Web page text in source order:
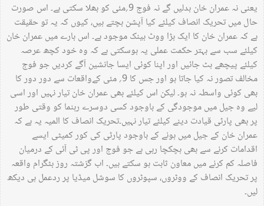
یعنی نہ عمران خان بدلیں گے نہ فوج 9؍مئی کو بھلا سکتی ہے۔ اس صورت
حال میں تحریک انصاف کیلئے کیا آپشن بچتے ہیں، کیوں کہ یہ تو حقیقت
ہے کہ عمران خان کا ایک بڑا ووٹ بینک موجود ہے۔ اس بارے میں عمران خان
کیلئے سب سے بہتر حکمت عملی یہ ہوسکتی ہے کہ وہ خود کچھ عرصہ
کیلئے پیچھے ہٹ جائیں اور اپنا کوئی ایسا جانشین آگے کردیں جو فوج
مخالف تصور نہ کیا جاتا ہو اور جس کا 9؍ مئی کےواقعات سے دور دور کا
بھی کوئی واسطہ نہ ہو۔ لیکن اس کیلئے بھی عمران خان تیار نہیں اور اسی
لیے وہ جیل میں موجودگی کے باوجود کسی دوسرے رہنما کو وقتی طور
پر بھی پارٹی قیادت دینے کیلئے تیار نہیں۔تحریک انصاف کا المیہ یہ ہے کہ
عمران خان کے جیل میں ہونے کے باوجود پارٹی کی کور کمیٹی ایسے
اقدامات کرنے سے بھی ہچکچا رہی ہے جو فوج اور پی ٹی آئی کے درمیان
فاصلہ کم کرنے میں معاون ثابت ہو سکتے ہیں۔ اب گزشتہ روز بٹگرام واقعہ
پر تحریک انصاف کے ووٹروں، سپوٹروں کا سوشل میڈیا پر ردعمل ہی دیکھ
لیں۔